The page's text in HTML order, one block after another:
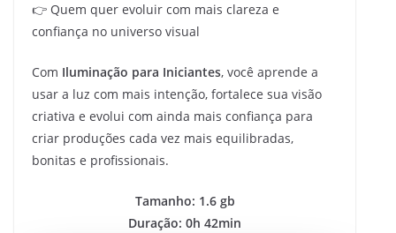
👉 Quem quer evoluir com mais clareza e
confiança no universo visual
Com Iluminação para Iniciantes, você aprende a
usar a luz com mais intenção, fortalece sua visão
criativa e evolui com ainda mais confiança para
criar produções cada vez mais equilibradas,
bonitas e profissionais.
Tamanho: 1.6 gb
Duração: 0h 42min